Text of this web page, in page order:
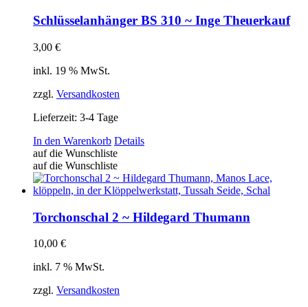
Die
Optionen
Schlüsselanhänger BS 310 ~ Inge Theuerkauf
3,00 €
inkl. 19 % MwSt.
zzgl. Versandkosten
Lieferzeit: 3-4 Tage
In den Warenkorb Details
auf die Wunschliste
auf die Wunschliste
Torchonschal 2 ~ Hildegard Thumann
10,00 €
inkl. 7 % MwSt.
zzgl. Versandkosten